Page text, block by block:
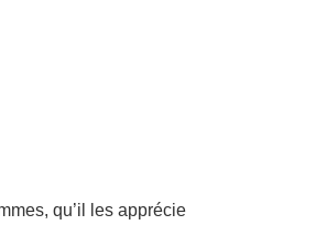
qu’il les apprécie